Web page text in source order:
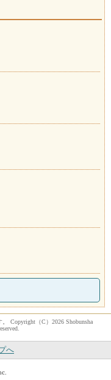
Copyright（C）2026 Shobunsha
へ